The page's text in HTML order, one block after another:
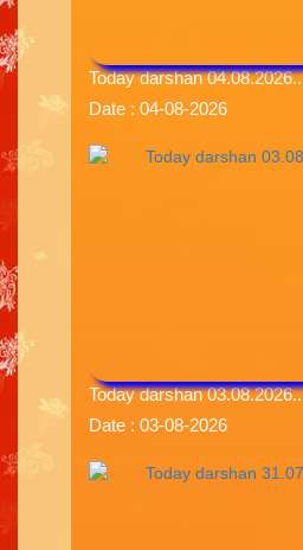
Today darshan 04.08.2026..
Date : 04-08-2026
Today darshan 03.08.2026..
Date : 03-08-2026